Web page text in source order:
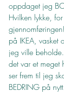
oppdaget jeg
Hvilken lykke,
på IKEA, vasket
jeg ville
det var et meget
ser frem til jeg
BEDRING på